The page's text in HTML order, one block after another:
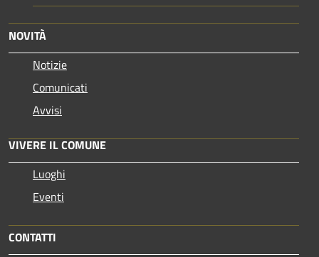
NOVITÀ
Notizie
Comunicati
Avvisi
VIVERE IL COMUNE
Luoghi
Eventi
CONTATTI